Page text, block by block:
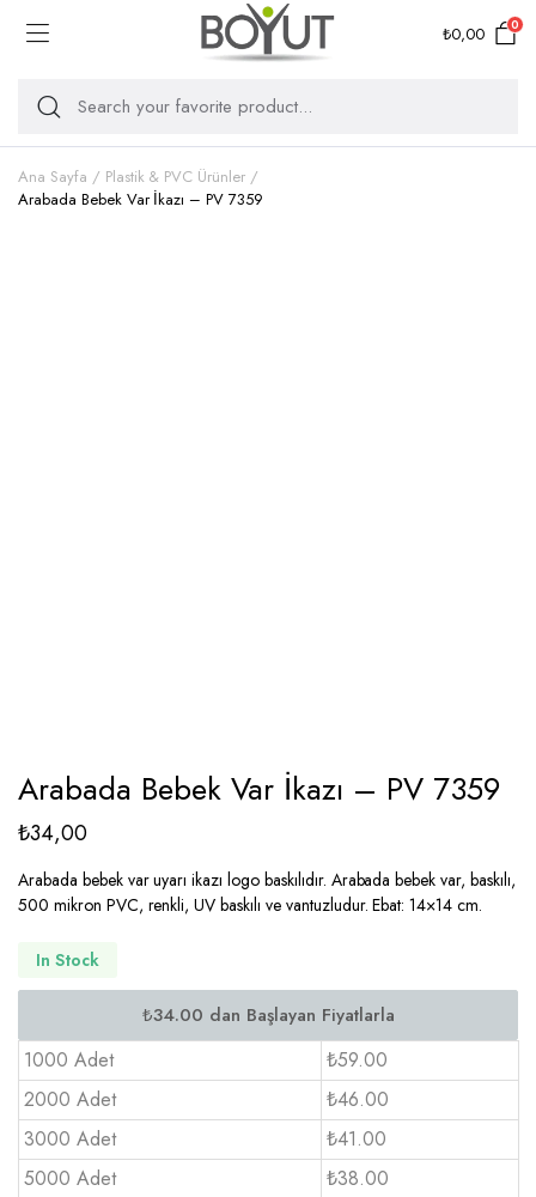
₺0,00 0
Ana Sayfa
Plastik & PVC Ürünler
Arabada Bebek Var İkazı – PV 7359
Arabada Bebek Var İkazı – PV 7359
₺34,00
Arabada bebek var uyarı ikazı logo baskılıdır. Arabada bebek var, baskılı,
500 mikron PVC, renkli, UV baskılı ve vantuzludur. Ebat: 14×14 cm.
In Stock
1000 Adet
₺59.00
2000 Adet
₺46.00
3000 Adet
₺41.00
5000 Adet
₺38.00